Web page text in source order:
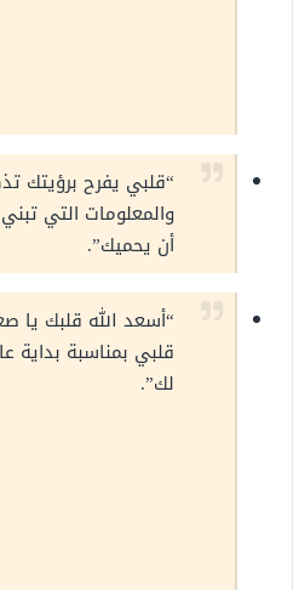
“قلبي يفرح برؤيتك
والمعلومات التي
أن يحميك”.
“أسعد الله قلبك يا
قلبي بمناسبة بداية
لك”.